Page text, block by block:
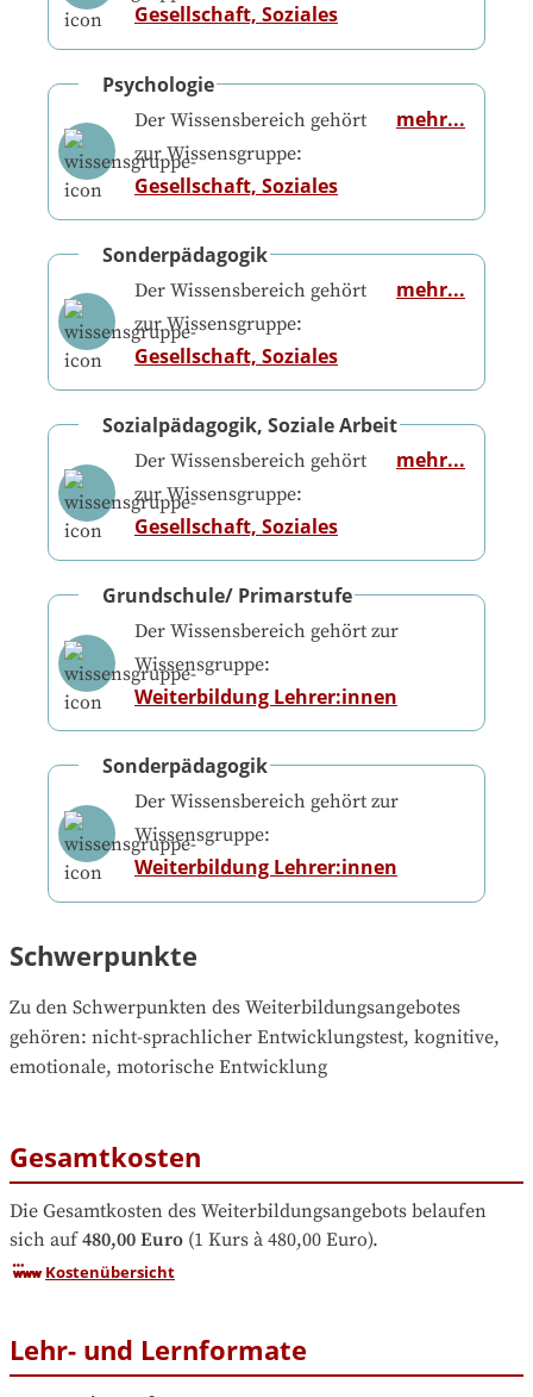
Gesellschaft, Soziales
Psychologie
Der Wissensbereich gehört
zur Wissensgruppe:
Gesellschaft, Soziales
mehr...
Sonderpädagogik
Der Wissensbereich gehört
zur Wissensgruppe:
Gesellschaft, Soziales
mehr...
Sozialpädagogik, Soziale Arbeit
Der Wissensbereich gehört
zur Wissensgruppe:
Gesellschaft, Soziales
mehr...
Grundschule/ Primarstufe
Der Wissensbereich gehört zur
Wissensgruppe:
Weiterbildung Lehrer:innen
Sonderpädagogik
Der Wissensbereich gehört zur
Wissensgruppe:
Weiterbildung Lehrer:innen
Schwerpunkte
Zu den Schwerpunkten des Weiterbildungsangebotes
gehören: nicht-sprachlicher Entwicklungstest, kognitive,
emotionale, motorische Entwicklung
Gesamtkosten
Die Gesamtkosten des Weiterbildungsangebots belaufen
sich auf 480,00 Euro (1 Kurs à 480,00 Euro).
Kostenübersicht
Lehr- und Lernformate